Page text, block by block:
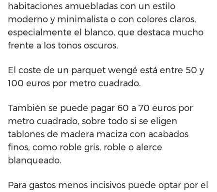
habitaciones amuebladas con un estilo
moderno y minimalista o con colores claros,
especialmente el blanco, que destaca mucho
frente a los tonos oscuros.
El coste de un parquet wengé está entre 50 y
100 euros por metro cuadrado.
También se puede pagar 60 a 70 euros por
metro cuadrado, sobre todo si se eligen
tablones de madera maciza con acabados
finos, como roble gris, roble o alerce
blanqueado.
Para gastos menos incisivos puede optar por el